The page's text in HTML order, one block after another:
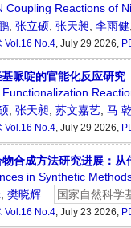
Coupling Reactions of
, 张立硕, 张天昶, 李雨健,
Vol.16 No.4, July 29 2026,
哌啶的官能化反应研究
, 张天昶, 苏文嘉艺, 马
Vol.16 No.4, July 29 2026,
合成方法研究进展：
in Synthetic
, 樊晓辉 国家自然科学
Vol.16 No.4, July 23 2026,